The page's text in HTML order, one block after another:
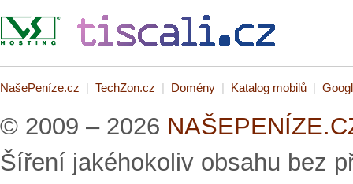
NašePeníze.cz | TechZon.cz | Domény | Katalog mobilů |
© 2009 – 2026
Šíření jakéhokoliv obsahu bez